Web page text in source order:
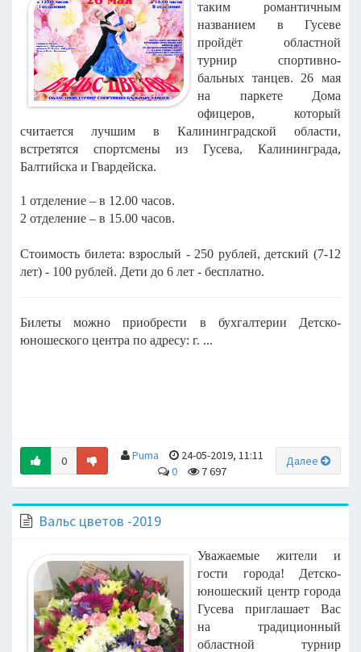
таким романтичным
названием в Гусеве
пройдёт областной
турнир спортивно-
бальных танцев. 26 мая
на паркете Дома
офицеров, который
считается лучшим в Калининградской области,
встретятся спортсмены из Гусева, Калининграда,
Балтийска и Гвардейска.
1 отделение – в 12.00 часов.
2 отделение – в 15.00 часов.
Стоимость билета: взрослый - 250 рублей, детский (7-12
лет) - 100 рублей. Дети до 6 лет - бесплатно.
Билеты можно приобрести в бухгалтерии Детско-
юношеского центра по адресу: г. ...
0 Далее
Puma
24-05-2019, 11:11
0
7 697
Вальс цветов -2019
Уважаемые жители и
гости города! Детско-
юношеский центр города
Гусева приглашает Вас
на традиционный
областной турнир